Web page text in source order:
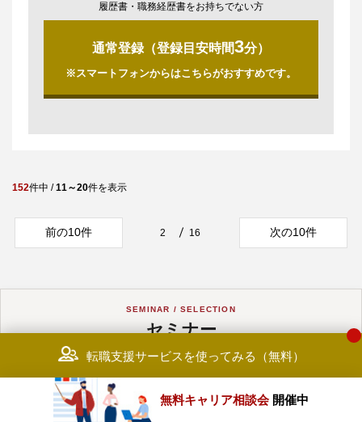
履歴書・職務経歴書をお持ちでない方
通常登録（登録目安時間3分）
※スマートフォンからはこちらがおすすめです。
152件中 /11～20件を表示
前の10件 2 16 次の10件
SEMINAR / SELECTION
セミナー
選考会情報
注目のセミナー・選考会をピックアップ
転職支援サービスを使ってみる（無料）
無料キャリア相談会 開催中